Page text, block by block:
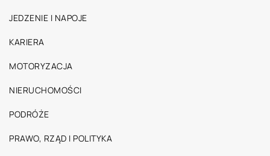
JEDZENIE I NAPOJE
KARIERA
MOTORYZACJA
NIERUCHOMOŚCI
PODRÓŻE
PRAWO, RZĄD I POLITYKA